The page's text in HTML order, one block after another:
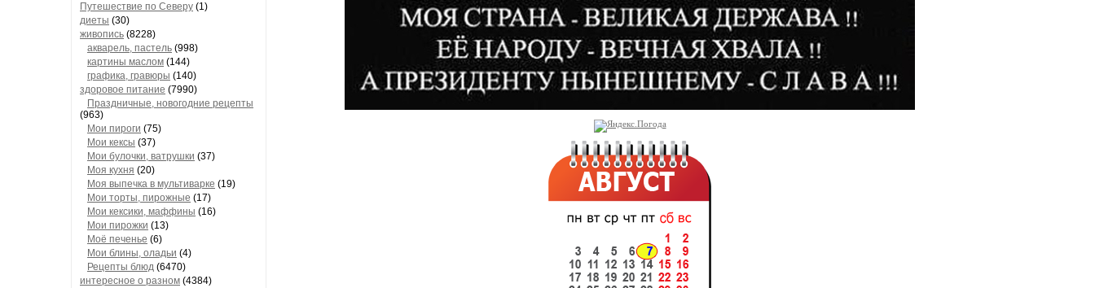
Путешествие по Северу (1)
диеты (30)
живопись (8228)
акварель, пастель (998)
картины маслом (144)
графика, гравюры (140)
здоровое питание (7990)
Праздничные, новогодние рецепты
(963)
Мои пироги (75)
Мои кексы (37)
Мои булочки, ватрушки (37)
Моя кухня (20)
Моя выпечка в мультиварке (19)
Мои торты, пирожные (17)
Мои кексики, маффины (16)
Мои пирожки (13)
Моё печенье (6)
Мои блины, оладьи (4)
Рецепты блюд (6470)
интересное о разном (4384)